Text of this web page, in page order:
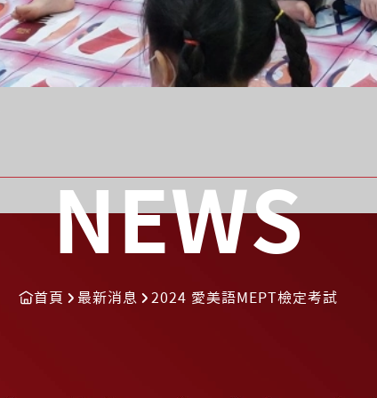
NEWS
首頁 最新消息 2024 愛美語MEPT檢定考試